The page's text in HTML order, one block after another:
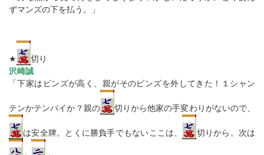
ずマンズの下を払う。」
★
切り
沢崎誠
「下家はピンズが高く、親がそのピンズを外してきた！１シャン
テンかテンパイか？親の 切りから他家の手変わりがないので、
は安全牌。とくに勝負手でもないここは、 切りから。次は